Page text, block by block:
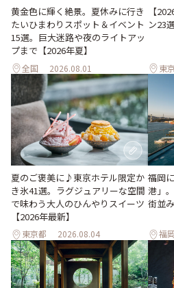
黄金色に輝く絶景。夏休みに行き
たいひまわりスポット＆イベント
15選。巨大迷路や夜のライトアッ
プまで【2026年夏】
全国 2026.08.01
【
ン23
東
夏のご褒美に♪東京ホテル限定か
き氷41選。ラグジュアリーな空間
で味わう大人のひんやりスイーツ
【2026年最新】
東京都 2026.08.04
福岡
港」
街並
福